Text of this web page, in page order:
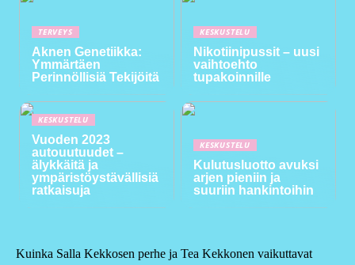
TERVEYS
Aknen Genetiikka:
Ymmärtäen
Perinnöllisiä Tekijöitä
KESKUSTELU
Nikotiinipussit – uusi
vaihtoehto
tupakoinnille
KESKUSTELU
Vuoden 2023
autouutuudet –
älykkäitä ja
ympäristöystävällisiä
ratkaisuja
KESKUSTELU
Kulutusluotto avuksi
arjen pieniin ja
suuriin hankintoihin
Kuinka Salla Kekkosen perhe ja Tea Kekkonen vaikuttavat